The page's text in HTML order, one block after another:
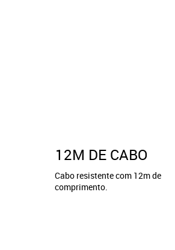
Cabo resistente com 12m de
comprimento.
12M DE CABO